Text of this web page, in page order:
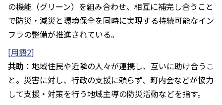
の機能（グリーン）を組み合わせ、相互に補完し合うこと
で防災・減災と環境保全を同時に実現する持続可能なイン
フラの整備が推進されている。
[用語2]
共助 ：地域住民や近隣の人々が連携し、互いに助け合うこ
と。災害に対し、行政の支援に頼らず、町内会などが協力
して支援・対策を行う地域主導の防災活動などを指す。